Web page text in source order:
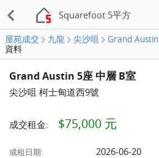
Squarefoot 5平方
屋苑成交 九龍 尖沙咀 Grand Austin
資料
Grand Austin 5座 中層 B室
尖沙咀 柯士甸道西9號
成交租金: $75,000 元
成租日期: 2026-06-20